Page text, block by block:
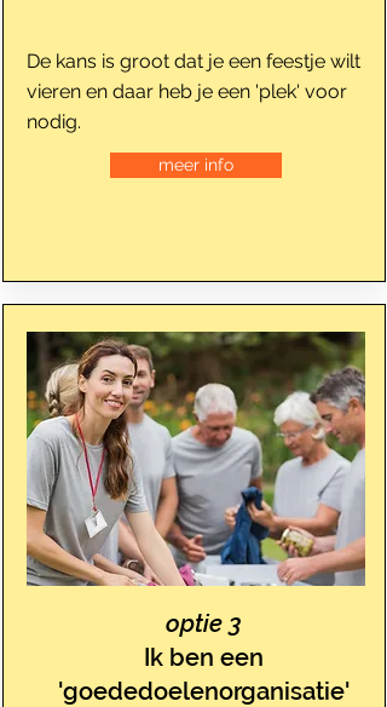
De kans is groot dat je een feestje wilt
vieren en daar heb je een 'plek' voor
nodig.
meer info
optie 3
Ik ben een
'goededoelenorganisatie'